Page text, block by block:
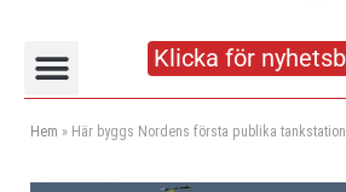
Klicka för
Hem » Här byggs Nordens första publika